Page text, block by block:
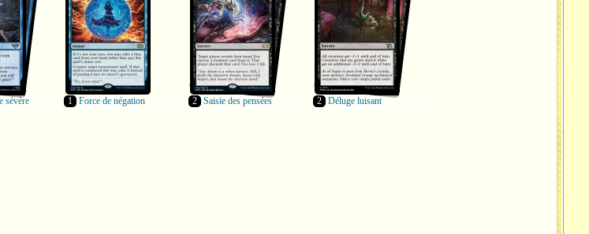
sévère 1 Force de négation 2 Saisie des pensées 2 Déluge luisant